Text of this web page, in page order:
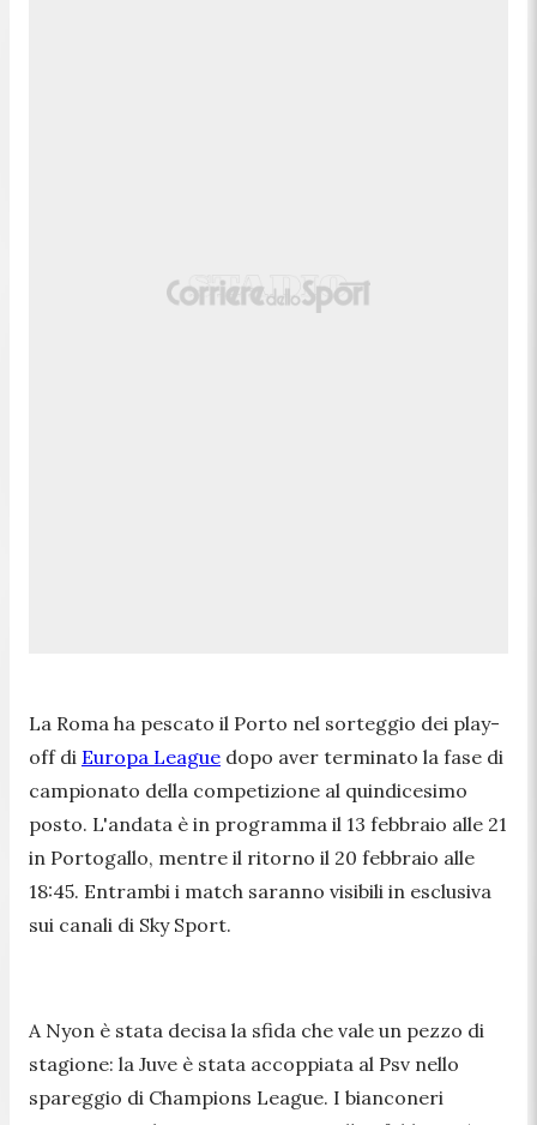
La Roma ha pescato il Porto nel sorteggio dei play-
off di Europa League dopo aver terminato la fase di
campionato della competizione al quindicesimo
posto. L'andata è in programma il 13 febbraio alle 21
in Portogallo, mentre il ritorno il 20 febbraio alle
18:45. Entrambi i match saranno visibili in esclusiva
sui canali di Sky Sport.
A Nyon è stata decisa la sfida che vale un pezzo di
stagione: la Juve è stata accoppiata al Psv nello
spareggio di Champions League. I bianconeri